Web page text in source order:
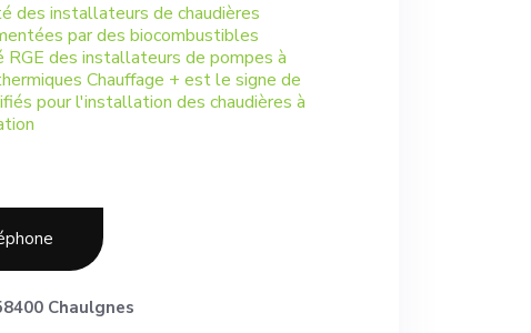
des installateurs de chaudières
par des biocombustibles
des installateurs de pompes à
Chauffage + est le signe de
pour l'installation des chaudières à
Chaulgnes